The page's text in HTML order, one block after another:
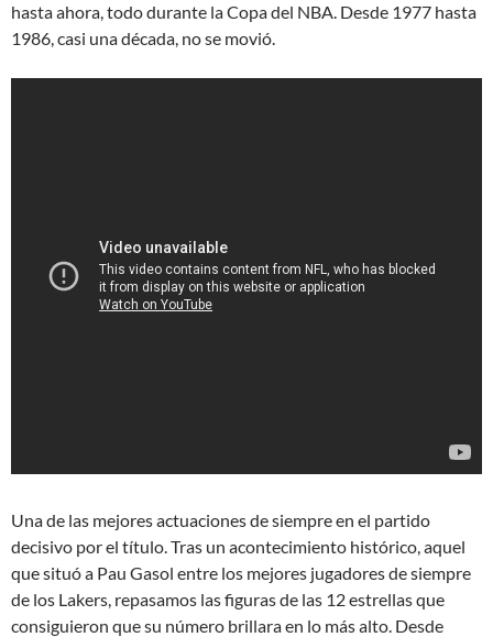
hasta ahora, todo durante la Copa del NBA. Desde 1977 hasta
1986, casi una década, no se movió.
Una de las mejores actuaciones de siempre en el partido
decisivo por el título. Tras un acontecimiento histórico, aquel
que situó a Pau Gasol entre los mejores jugadores de siempre
de los Lakers, repasamos las figuras de las 12 estrellas que
consiguieron que su número brillara en lo más alto. Desde